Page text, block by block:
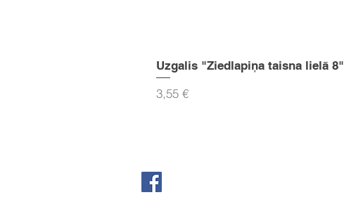
Uzgalis "Ziedlapiņa taisna lielā 8"
Cena
3,55 €